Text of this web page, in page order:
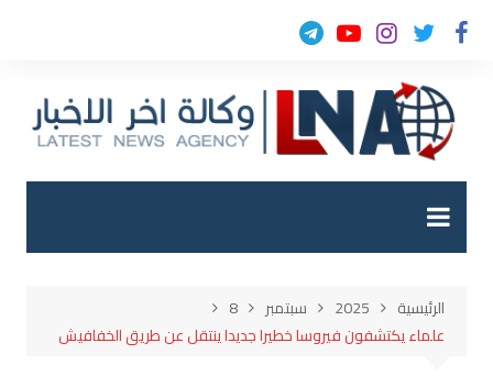
التجاوز
الرئيسية 2025 سبتمبر
8
علماء يكتشفون فيروسا خطيرا جديدا ينتقل عن طريق الخفافيش